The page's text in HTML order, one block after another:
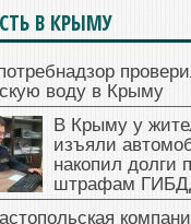
В КРЫМУ
воду в Крыму
В Крыму у
изъяли
накопил долги
штрафам